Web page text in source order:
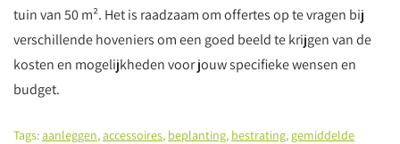
tuin van 50 m². Het is raadzaam om offertes op te vragen bij
verschillende hoveniers om een goed beeld te krijgen van de
kosten en mogelijkheden voor jouw specifieke wensen en
budget.
Tags:aanleggen,accessoires, beplanting, bestrating, gemiddelde